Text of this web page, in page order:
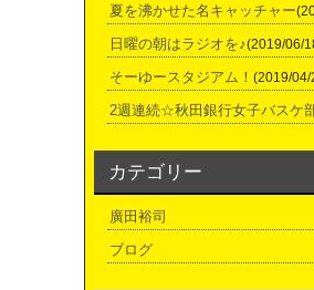
夏を沸かせた名キャッチャー
日曜の朝はラジオを♪(2019/06/
そーゆースタジアム！ (2019/04/
2週連続☆秋田銀行女子バスケ
カテゴリー
廣田裕司
ブログ